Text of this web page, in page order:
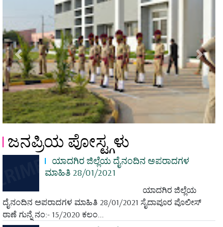
Previous Next
ಜನಪ್ರಿಯ ಪೋಸ್ಟ್ಗಳು
ಯಾದಗಿರ ಜಿಲ್ಲೆಯ ದೈನಂದಿನ ಅಪರಾದಗಳ
ಮಾಹಿತಿ 28/01/2021
ಯಾದಗಿರ ಜಿಲ್ಲೆಯ
ದೈನಂದಿನ ಅಪರಾದಗಳ ಮಾಹಿತಿ 28/01/2021 ಸೈದಾಪೂರ ಪೊಲೀಸ್
ಠಾಣೆ ಗುನ್ನೆ ನಂ:- 15/2020 ಕಲಂ...